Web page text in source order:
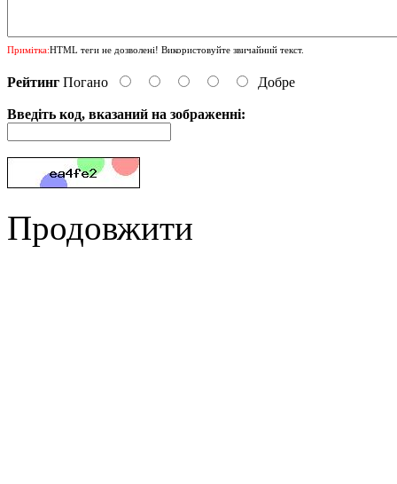
Примітка:HTML теги не дозволені! Використовуйте звичайний текст.
Рейтинг Погано Добре
Введіть код, вказаний на зображенні:
Продовжити